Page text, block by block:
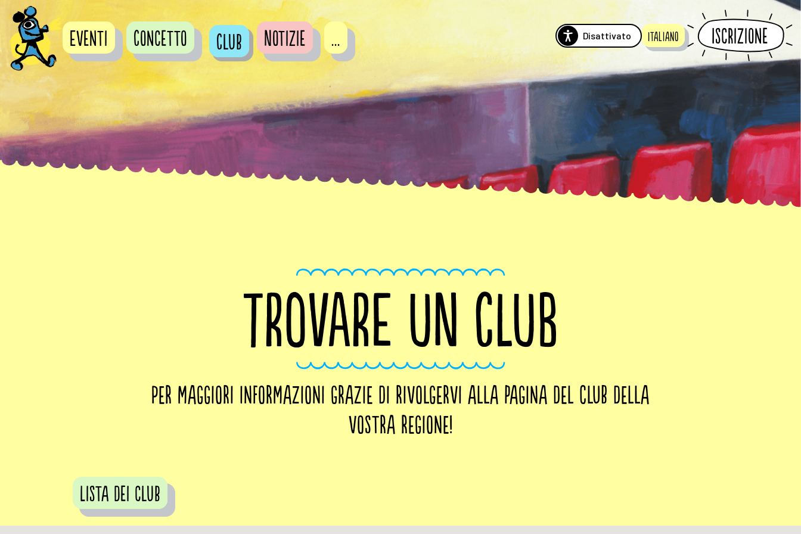
Disattivato Italiano Iscrizione
Eventi Concetto Club Notizie ...
TROVARE UN CLUB
Per maggiori informazioni grazie di rivolgervi alla pagina del club della
vostra regione!
Lista dei club